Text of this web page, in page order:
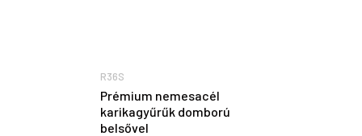
R36S
Prémium nemesacél
karikagyűrűk domború
belsővel